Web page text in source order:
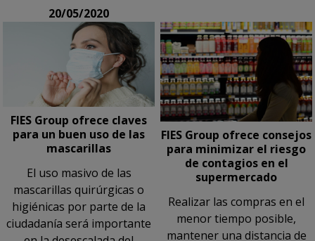
20/05/2020
FIES Group ofrece claves
para un buen uso de las
mascarillas
El uso masivo de las
mascarillas quirúrgicas o
higiénicas por parte de la
ciudadanía será importante
FIES Group ofrece consejos
para minimizar el riesgo
de contagios en el
supermercado
Realizar las compras en el
menor tiempo posible,
mantener una distancia de